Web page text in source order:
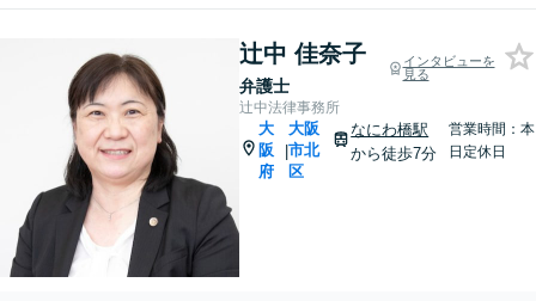
辻中 佳奈子
弁護士
インタビューを
見る
辻中法律事務所
大
阪
府
|
大阪
市北
区
なにわ橋駅
から徒歩7分
営業時間：本
日定休日